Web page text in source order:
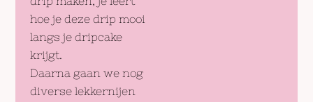
hoe je deze drip mooi
langs je dripcake
krijgt.
Daarna gaan we nog
diverse lekkernijen